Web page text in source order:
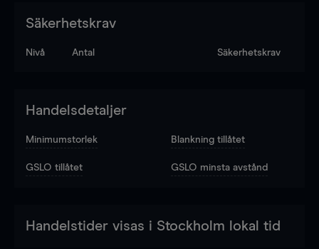
Säkerhetskrav
Nivå Antal Säkerhetskrav
Handelsdetaljer
Minimumstorlek Blankning tillåtet
GSLO tillåtet GSLO minsta avstånd
Handelstider visas i Stockholm lokal tid